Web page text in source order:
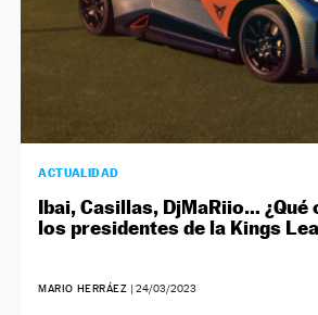
ACTUALIDAD
Ibai, Casillas, DjMaRiio… ¿Qué
los presidentes de la Kings
MARIO HERRÁEZ | 24/03/2023